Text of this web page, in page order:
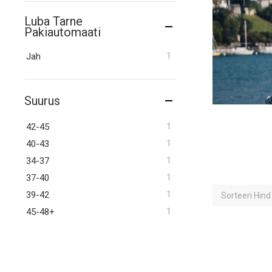
Sorteeri Hind
Luba Tarne
Pakiautomaati
Jah 1
Suurus
42-45 1
40-43
1
34-37
1
37-40
1
39-42
1
45-48+
1